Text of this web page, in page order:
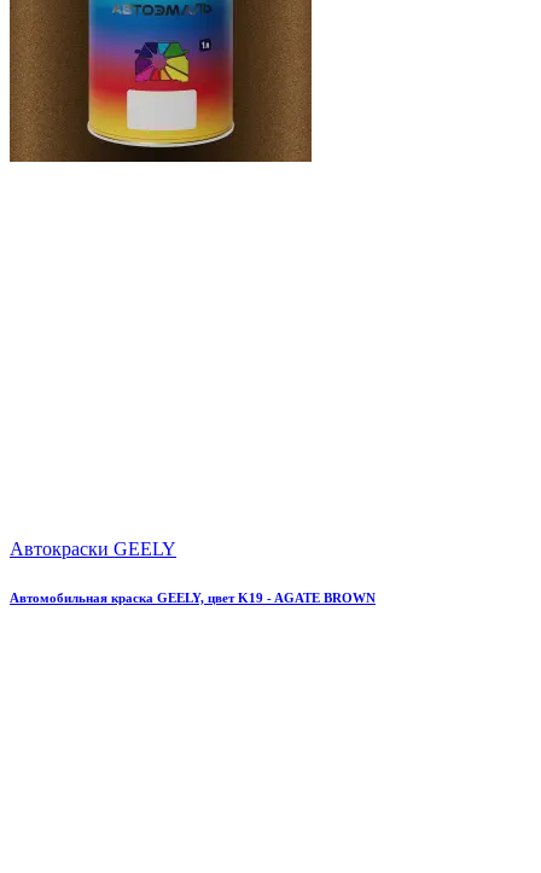
Автокраски GEELY
Автомобильная краска GEELY, цвет K19 - AGATE BROWN